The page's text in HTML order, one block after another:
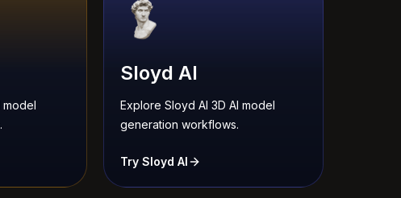
model
Sloyd AI
Explore Sloyd AI 3D AI model
generation workflows.
Try Sloyd AI